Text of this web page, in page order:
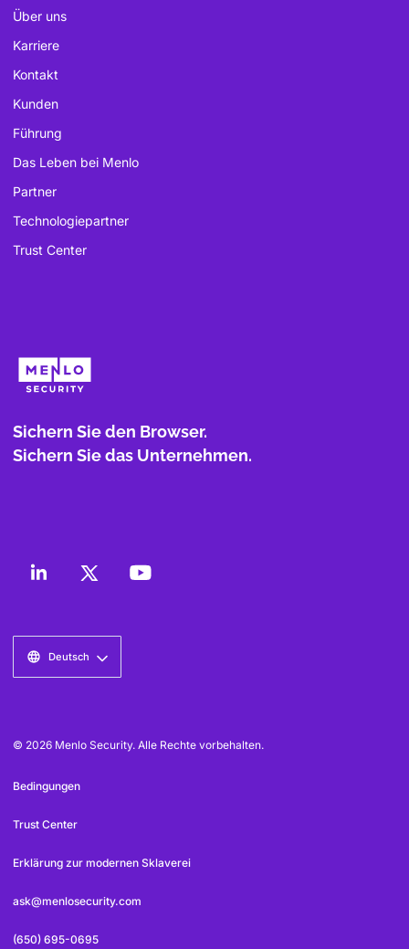
Über uns
Karriere
Kontakt
Kunden
Führung
Das Leben bei Menlo
Partner
Technologiepartner
Trust Center
Sichern Sie den Browser.
Sichern Sie das Unternehmen.
Deutsch
© 2026 Menlo Security. Alle Rechte vorbehalten.
Bedingungen
Trust Center
Erklärung zur modernen Sklaverei
ask@menlosecurity.com
(650) 695-0695